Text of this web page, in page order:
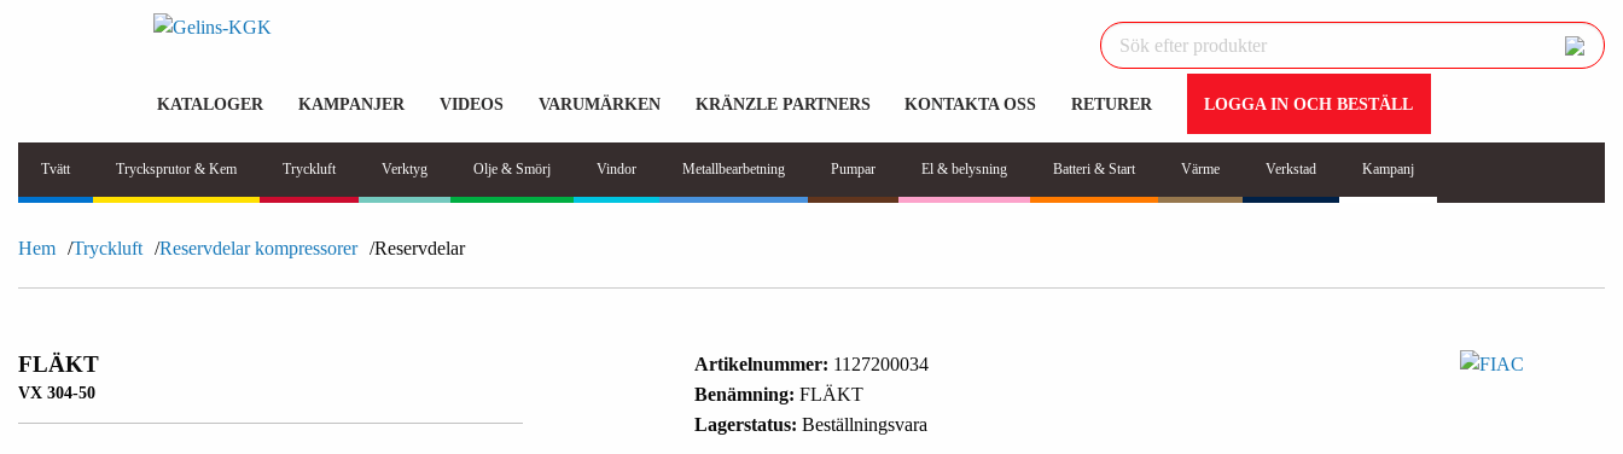
KATALOGER KAMPANJER VIDEOS VARUMÄRKEN KRÄNZLE PARTNERS KONTAKTA OSS RETURER LOGGA IN OCH BESTÄLL
Tvätt Trycksprutor & Kem Tryckluft Verktyg Olje & Smörj Vindor Metallbearbetning Pumpar El & belysning Batteri & Start Värme Verkstad Kampanj
Hem Tryckluft Reservdelar kompressorer Reservdelar
FLÄKT
VX 304-50
Artikelnummer: 1127200034
Benämning: FLÄKT
Lagerstatus: Beställningsvara